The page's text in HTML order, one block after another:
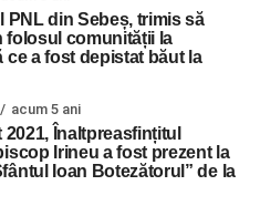
PNL din Sebeș, trimis să
folosul comunității la
ce a fost depistat băut la
acum 5 ani
2021, Înaltpreasfințitul
Irineu a fost prezent la
Ioan Botezătorul” de la